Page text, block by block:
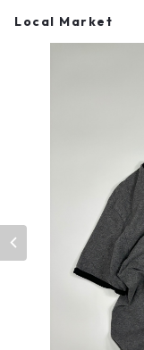
Local Market